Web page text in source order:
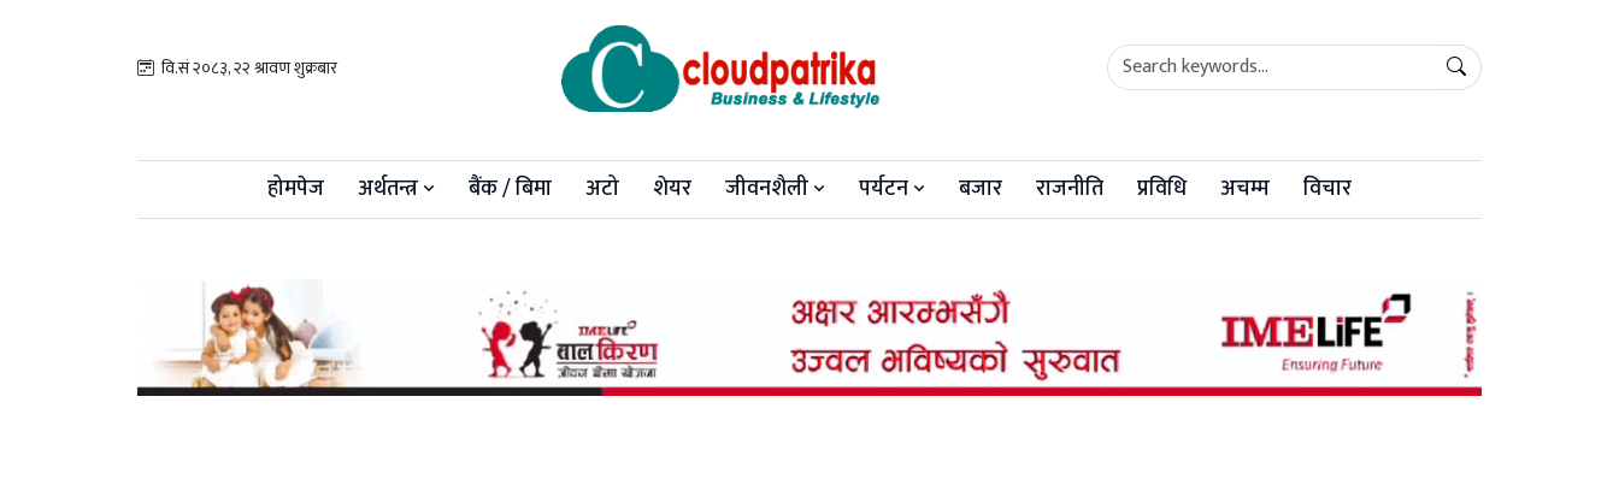
वि.सं २०८३, २२ श्रावण शुक्रबार
होमपेज अर्थतन्त्र बैंक / बिमा अटो शेयर जीवनशैली पर्यटन बजार राजनीति प्रविधि अचम्म विचार